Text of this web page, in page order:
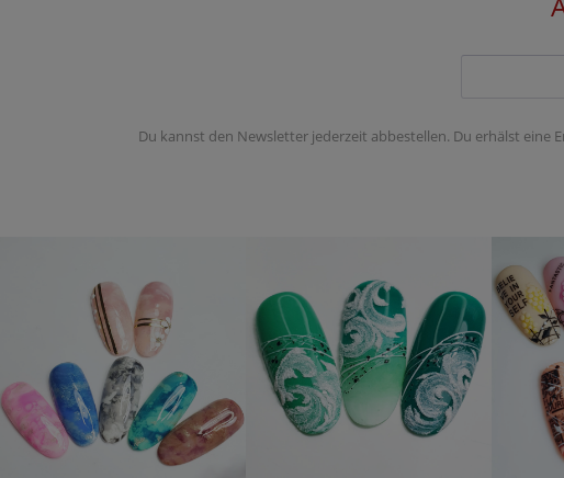
Du kannst den Newsletter jederzeit abbestellen. Du erhälst